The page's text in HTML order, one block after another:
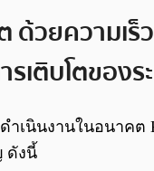
วยความเร็
รเติบโตของร
ำเนินงานในอนาคต
ดังนี้